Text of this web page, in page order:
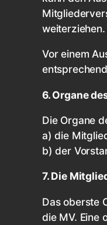
weiterziehen.
Vor einem
6. Organe
Die Organe
a) die
b) der
7. Die
Das oberste
die MV. Eine